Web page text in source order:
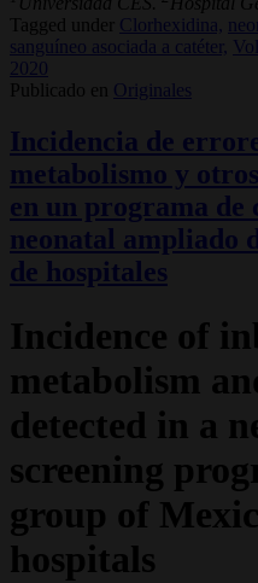
Tagged under
Clorhexidina,
sanguíneo asociada a catéter,
2020
Publicado en
Originales
Incidencia de
metabolismo y
en un programa
neonatal ampliado
de hospitales
Incidence of
metabolism
detected in a
screening
group of
hospitals